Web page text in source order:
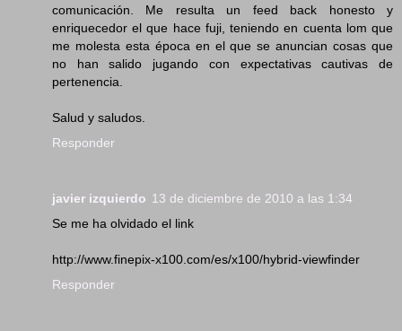
comunicación. Me resulta un feed back honesto y
enriquecedor el que hace fuji, teniendo en cuenta lom que
me molesta esta época en el que se anuncian cosas que
no han salido jugando con expectativas cautivas de
pertenencia.
Salud y saludos.
Responder
javier izquierdo 13 de diciembre de 2010 a las 1:34
Se me ha olvidado el link
http://www.finepix-x100.com/es/x100/hybrid-viewfinder
Responder